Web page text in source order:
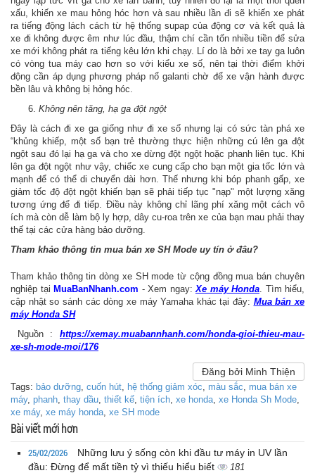
xấu, khiến xe mau hỏng hóc hơn và sau nhiều lần đi sẽ khiến xe phát
ra tiếng động lách cách từ hệ thống supap của động cơ và kết quả là
xe đi không được êm như lúc đầu, thậm chí cần tốn nhiều tiền để sửa
xe mới không phát ra tiếng kêu lớn khi chạy. Lí do là bởi xe tay ga luôn
có vòng tua máy cao hơn so với kiểu xe số, nên tại thời điểm khởi
động cần áp dụng phương pháp nổ galanti chờ để xe vận hành được
bền lâu và không bị hỏng hóc.
Không nên tăng, hạ ga đột ngột
Đây là cách đi xe ga giống như đi xe số nhưng lại có sức tàn phá xe
“khủng khiếp, một số bạn trẻ thường thực hiện những cú lên ga đột
ngột sau đó lại hạ ga và cho xe dừng đột ngột hoặc phanh liên tục. Khi
lên ga đột ngột như vậy, chiếc xe cung cấp cho bạn một gia tốc lớn và
mạnh để có thể di chuyển dài hơn. Thế nhưng khi bóp phanh gấp, xe
giảm tốc độ đột ngột khiến bạn sẽ phải tiếp tục "nạp" một lượng xăng
tương ứng để đi tiếp. Điều này không chỉ lãng phí xăng một cách vô
ích mà còn dễ làm bộ ly hợp, dây cu-roa trên xe của bạn mau phải thay
thế tại các cửa hàng bảo dưỡng.
Tham khảo thông tin mua bán xe SH Mode uy tín ở đâu?
Tham khảo thông tin dòng xe SH mode từ cộng đồng mua bán chuyên
nghiệp tại MuaBanNhanh.com - Xem ngay: Xe máy Honda . Tìm hiểu,
cập nhật so sánh các dòng xe máy Yamaha khác tại đây: Mua bán xe
máy Honda SH
Nguồn : https://xemay.muabannhanh.com/honda-gioi-thieu-mau-
xe-sh-mode-moi/176
Đăng bởi Minh Thiện
Tags: bảo dưỡng cuốn hút hệ thống giảm xóc màu sắc
mua bán xe
máy, phanh thay dầu thiết kế tiện ích xe honda xe Honda Sh Mode
xe máy, xe máy honda xe SH mode
Bài viết mới hơn
25/02/2026
Những lưu ý sống còn khi đầu tư máy in UV lần
đầu: Đừng để mất tiền tỷ vì thiếu hiểu biết
181